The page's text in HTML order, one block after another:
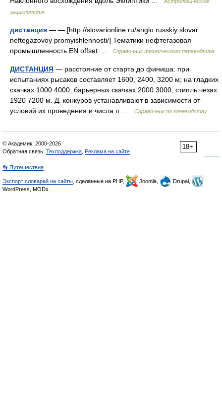
энциклопедия
дистанция — — [http://slovarionline.ru/anglo russkiy slovar
neftegazovoy promyishlennosti/] Тематики нефтегазовая
промышленность EN offset …
Справочник технического переводчика
ДИСТАНЦИЯ — расстояние от старта до финиша: при
испытаниях рысаков составляет 1600, 2400, 3200 м; на гладких
скачках 1000 4000, барьерных скачках 2000 3000, стипль чезах
1920 7200 м. Д. конкуров устанавливают в зависимости от
условий их проведения и числа п …
Справочник по коневодству
18+
© Академик, 2000-2026
Обратная связь: Техподдержка Реклама на сайте
👣 Путешествия
Экспорт словарей на сайты , сделанные на PHP, Joomla,
Drupal,
WordPress, MODx.